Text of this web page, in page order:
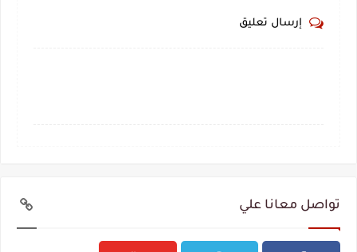
إرسال تعليق
تواصل معانا علي